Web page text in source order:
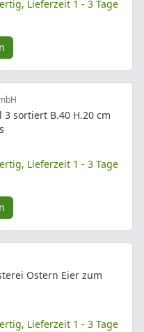
Lieferzeit 1 - 3 Tage
3 sortiert B.40 H.20 cm
Lieferzeit 1 - 3 Tage
Ostern Eier zum
Lieferzeit 1 - 3 Tage